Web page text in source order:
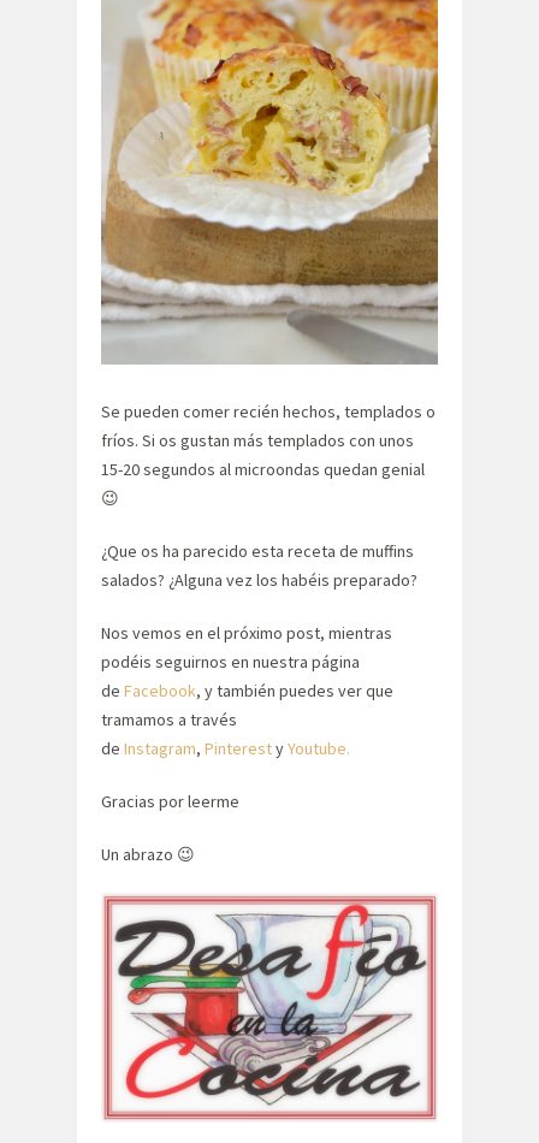
Se pueden comer recién hechos, templados o
fríos. Si os gustan más templados con unos
15-20 segundos al microondas quedan genial
😉
¿Que os ha parecido esta receta de muffins
salados? ¿Alguna vez los habéis preparado?
Nos vemos en el próximo post, mientras
podéis seguirnos en nuestra página
de Facebook, y también puedes ver que
tramamos a través
de Instagram, PinterestyYoutube.
Gracias por leerme
Un abrazo 😉